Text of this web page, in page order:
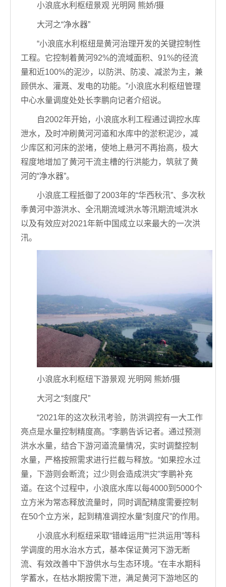
小浪底水利枢纽景观 光明网 熊娇/摄
大河之“净水器”
“小浪底水利枢纽是黄河治理开发的关键控制性
工程。它控制着黄河92%的流域面积、91%的径流
量和近100%的泥沙，以防洪、防凌、减淤为主，兼
顾供水、灌溉、发电的功能。”小浪底水利枢纽管理
中心水量调度处处长李鹏向记者介绍说。
自2002年开始，小浪底水利工程通过调控水库
泄水，及时冲刷黄河河道和水库中的淤积泥沙，减
少库区和河床的淤堵，使地上悬河不再抬高，极大
程度地增加了黄河干流主槽的行洪能力，筑就了黄
河的“净水器”。
小浪底工程抵御了2003年的“华西秋汛”、多次秋
季黄河中游洪水、全汛期流域洪水等汛期流域洪水
以及有效应对2021年新中国成立以来最大的一次洪
汛。
小浪底水利枢纽下游景观 光明网 熊娇/摄
大河之“刻度尺”
“2021年的这次秋汛考验，防洪调控有一大工作
亮点是水量控制精度高。”李鹏告诉记者。通过预测
洪水水量，结合下游河道流量情况，实时调整控制
水量，严格按照需求进行拦截与释放。“如果控水过
量，下游则会断流；过少则会造成洪灾”李鹏补充
道。在这个过程中，小浪底水库以每4000到5000个
立方米为常态释放流量时，同时调配精度需要控制
在50个立方米，起到精准调控水量“刻度尺”的作用。
小浪底水利枢纽采取“错峰运用”“拦洪运用”等科
学调度的用水治水方式，基本保证黄河下游无断
流、有效改善中下游供水与生态环境。“在丰水期科
学蓄水，在枯水期按需下泄，满足黄河下游地区的